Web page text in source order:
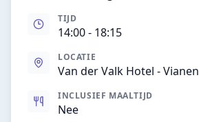
TIJD
14:00- 18:15
LOCATIE
Van der Valk Hotel - Vianen
INCLUSIEF MAALTIJD
Nee